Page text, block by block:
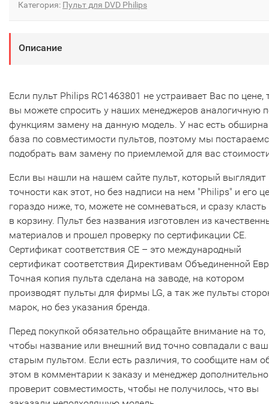
Категория: Пульт для DVD Philips
Описание
Если пульт Philips RC1463801 не устраивает Вас по цене,
вы можете спросить у наших менеджеров аналогичную
функциям замену на данную модель. У нас есть
база по совместимости пультов, поэтому мы
подобрать вам замену по приемлемой для вас
Если вы нашли на нашем сайте пульт, который выглядит
точности как этот, но без надписи на нем "Philips" и его
гораздо ниже, то, можете не сомневаться, и сразу класть
в корзину. Пульт без названия изготовлен из
материалов и прошел проверку по сертификации CE.
Сертификат соответствия СЕ – это международный
сертификат соответствия Директивам Объединенной
Точная копия пульта сделана на заводе, на котором
производят пульты для фирмы LG, а так же пульты
марок, но без указания бренда.
Перед покупкой обязательно обращайте внимание на то,
чтобы название или внешний вид точно совпадали с
старым пультом. Если есть различия, то сообщите нам
этом в комментарии к заказу и менеджер дополнительно
проверит совместимость, чтобы не получилось, что вы